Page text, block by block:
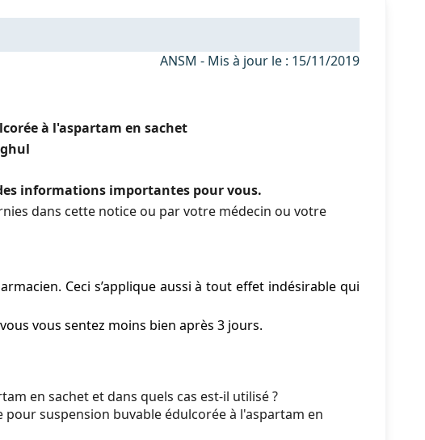
ANSM - Mis à jour le : 15/11/2019
à l'aspartam en sachet
informations importantes pour vous.
dans cette notice ou par votre médecin ou votre
Ceci s’applique aussi à tout effet indésirable qui
vous sentez moins bien après 3 jours.
en sachet et dans quels cas est-il utilisé ?
pour suspension buvable édulcorée à l'aspartam en